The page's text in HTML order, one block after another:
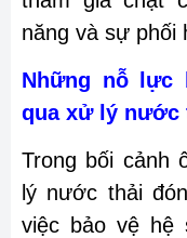
năng và sự phối
Những nỗ lực
qua xử lý nước
Trong bối cảnh
lý nước thải
việc bảo vệ hệ